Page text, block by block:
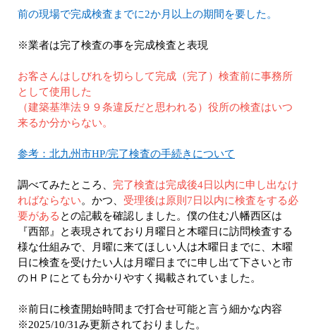
前の現場で完成検査までに2か月以上の期間を要した。
※業者は完了検査の事を完成検査と表現
お客さんはしびれを切らして完成（完了）検査前に事務所
として使用した
（建築基準法９９条違反だと思われる）役所の検査はいつ
来るか分からない。
参考：北九州市HP/完了検査の手続きについて
調べてみたところ、 完了検査は完成後4日以内に申し出なけ
ればならない。かつ、 受理後は原則7日以内に検査をする必
要がある との記載を確認しました。僕の住む八幡西区は
『西部』と表現されており月曜日と木曜日に訪問検査する
様な仕組みで、月曜に来てほしい人は木曜日までに、木曜
日に検査を受けたい人は月曜日までに申し出て下さいと市
のＨＰにとても分かりやすく掲載されていました。
※前日に検査開始時間まで打合せ可能と言う細かな内容
※2025/10/31み更新されておりました。